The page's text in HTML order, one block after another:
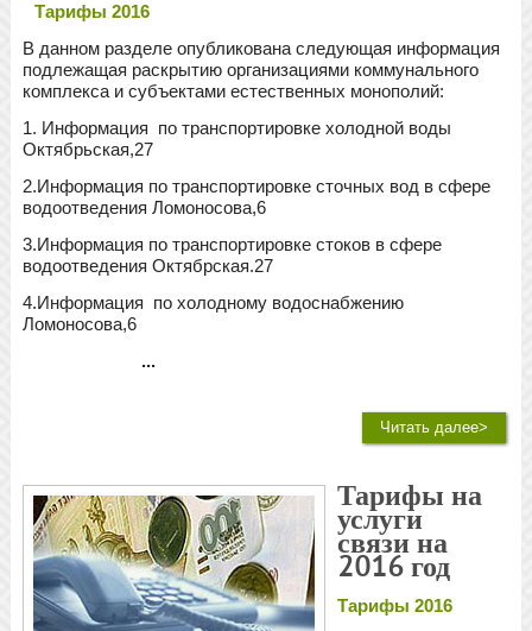
Тарифы 2016
В данном разделе опубликована следующая информация
подлежащая раскрытию организациями коммунального
комплекса и субъектами естественных монополий:
1. Информация по транспортировке холодной воды
Октябрьская,27
2.Информация по транспортировке сточных вод в сфере
водоотведения Ломоносова,6
3.Информация по транспортировке стоков в сфере
водоотведения Октябрская.27
4.Информация по холодному водоснабжению
Ломоносова,6
...
Читать далее>
Тарифы на
услуги
связи на
2016 год
Тарифы 2016